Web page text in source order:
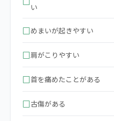
い
□めまいが起きやすい
□肩がこりやすい
□首を痛めたことがある
□古傷がある